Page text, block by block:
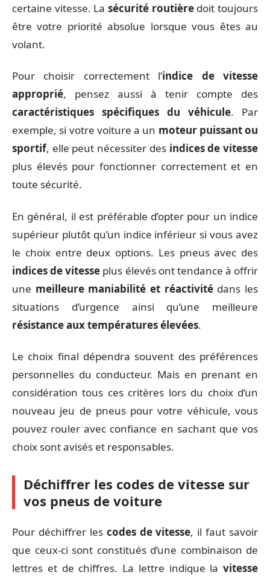
certaine vitesse. La sécurité routièredoit toujours
être votre priorité absolue lorsque vous êtes au
volant.
Pour choisir correctement l’indice de vitesse
approprié, pensez aussi à tenir compte des
caractéristiques spécifiques du véhicule. Par
exemple, si votre voiture a un moteur puissant ou
sportif, elle peut nécessiter des indices de vitesse
plus élevés pour fonctionner correctement et en
toute sécurité.
En général, il est préférable d’opter pour un indice
supérieur plutôt qu’un indice inférieur si vous avez
le choix entre deux options. Les pneus avec des
indices de vitesse plus élevés ont tendance à offrir
une meilleure maniabilité et réactivitédans les
situations d’urgence ainsi qu’une meilleure
résistance aux températures élevées.
Le choix final dépendra souvent des préférences
personnelles du conducteur. Mais en prenant en
considération tous ces critères lors du choix d’un
nouveau jeu de pneus pour votre véhicule, vous
pouvez rouler avec confiance en sachant que vos
choix sont avisés et responsables.
Déchiffrer les codes de vitesse sur
vos pneus de voiture
Pour déchiffrer les codes de vitesse, il faut savoir
que ceux-ci sont constitués d’une combinaison de
lettres et de chiffres. La lettre indique la vitesse